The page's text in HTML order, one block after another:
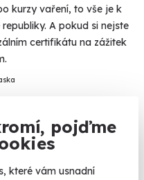
pojďme
které vám usnadní
kurzy vaření, to vše je k
A pokud si nejste
certifikátu na zážitek
máme
zákazníků.